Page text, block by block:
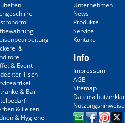
&
& Event
Tisch
& Bar
& Leiten
& Hygiene
Unternehmen
News
Produkte
Service
Kontakt
Info
Impressum
AGB
Sitemap
Nutzungshinweise